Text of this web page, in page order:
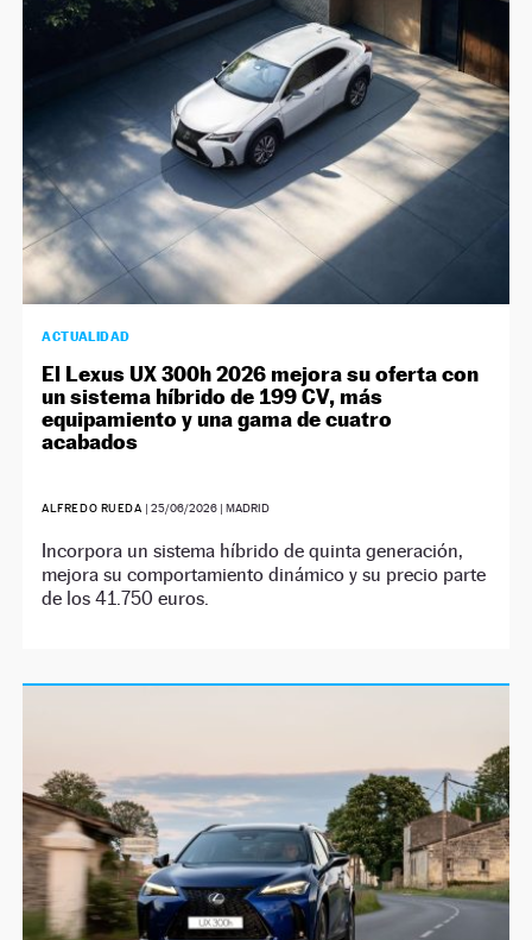
NEWSLETTER
ACTUALIDAD
El Lexus UX 300h 2026 mejora su oferta con
un sistema híbrido de 199 CV, más
equipamiento y una gama de cuatro
acabados
ALFREDO RUEDA | 25/06/2026| MADRID
Incorpora un sistema híbrido de quinta generación,
mejora su comportamiento dinámico y su precio parte
de los 41.750 euros.